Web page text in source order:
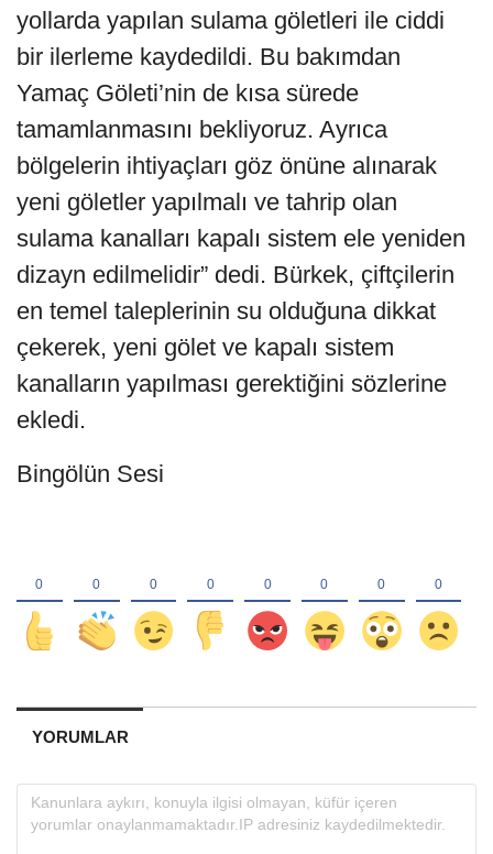
yollarda yapılan sulama göletleri ile ciddi
bir ilerleme kaydedildi. Bu bakımdan
Yamaç Göleti’nin de kısa sürede
tamamlanmasını bekliyoruz. Ayrıca
bölgelerin ihtiyaçları göz önüne alınarak
yeni göletler yapılmalı ve tahrip olan
sulama kanalları kapalı sistem ele yeniden
dizayn edilmelidir” dedi. Bürkek, çiftçilerin
en temel taleplerinin su olduğuna dikkat
çekerek, yeni gölet ve kapalı sistem
kanalların yapılması gerektiğini sözlerine
ekledi.
Bingölün Sesi
YORUMLAR